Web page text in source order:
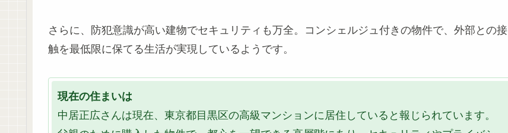
さらに、防犯意識が高い建物でセキュリティも万全。コンシェルジュ付きの物件で、外部との接
触を最低限に保てる生活が実現しているようです。
現在の住まいは
中居正広さんは現在、東京都目黒区の高級マンションに居住していると報じられています。